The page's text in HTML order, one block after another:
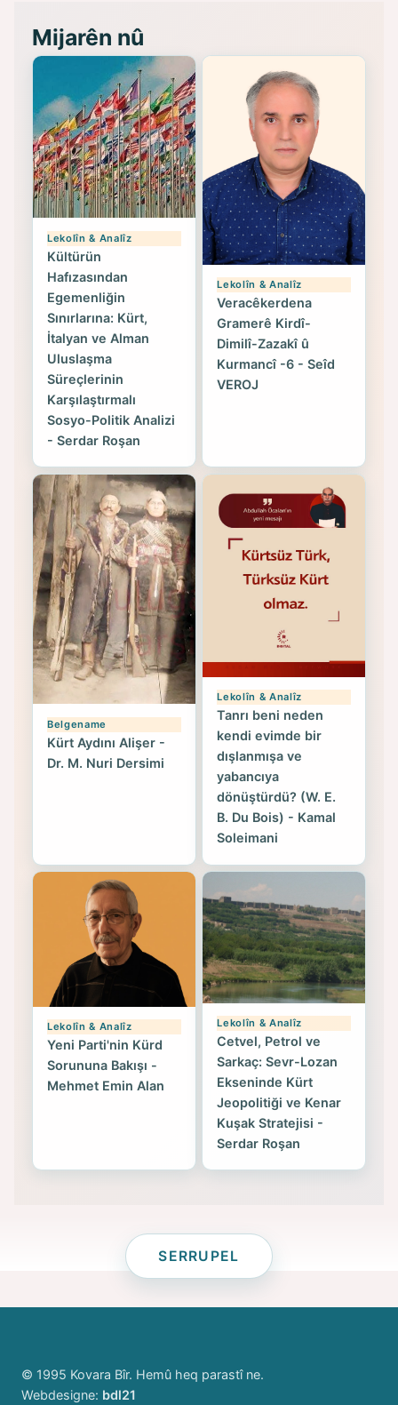
Mijarên nû
Lekolîn & Analîz
Kültürün
Hafızasından
Egemenliğin
Sınırlarına: Kürt,
İtalyan ve Alman
Uluslaşma
Süreçlerinin
Karşılaştırmalı
Sosyo-Politik Analizi
- Serdar Roşan
Lekolîn & Analîz
Veracêkerdena
Gramerê Kirdî-
Dimilî-Zazakî û
Kurmancî -6 - Seîd
VEROJ
Belgename
Kürt Aydını Alişer -
Dr. M. Nuri Dersimi
Lekolîn & Analîz
Tanrı beni neden
kendi evimde bir
dışlanmışa ve
yabancıya
dönüştürdü? (W. E.
B. Du Bois) - Kamal
Soleimani
Lekolîn & Analîz
Yeni Parti'nin Kürd
Sorununa Bakışı -
Mehmet Emin Alan
Lekolîn & Analîz
Cetvel, Petrol ve
Sarkaç: Sevr-Lozan
Ekseninde Kürt
Jeopolitiği ve Kenar
Kuşak Stratejisi -
Serdar Roşan
SERRUPEL
© 1995 Kovara Bîr. Hemû heq parastî ne.
Webdesigne: bdl21